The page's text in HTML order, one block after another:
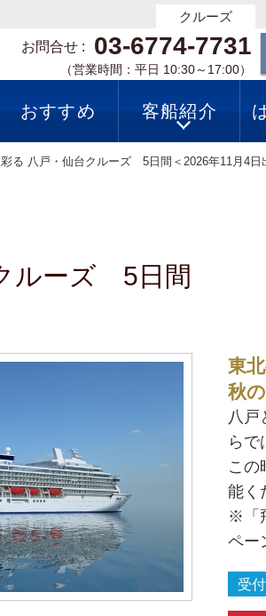
クルーズ
お問合せ 03-6774-7731
（営業時間：平日 10:30～17:00）
おすすめ 客船紹介
る 八戸・仙台クルーズ 5日間＜2026年11月4日
ルーズ 5日間
東
秋
八戸
らで
この
能く
※「
ペー
受